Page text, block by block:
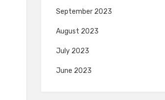
September 2023
August 2023
July 2023
June 2023